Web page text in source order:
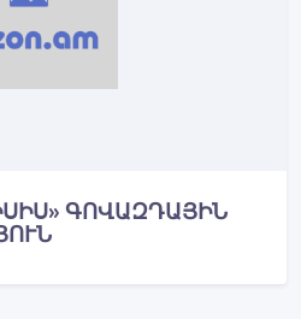
ԳՈՎԱԶԴԱՅԻՆ